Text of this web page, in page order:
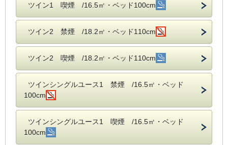
ツイン1 喫煙 /16.5㎡・ベッド100cm
ツイン2 禁煙 /18.2㎡・ベッド110cm
ツイン2 喫煙 /18.2㎡・ベッド110cm
ツインシングルユース1 禁煙 /16.5㎡・ベッド
100cm
ツインシングルユース1 喫煙 /16.5㎡・ベッド
100cm